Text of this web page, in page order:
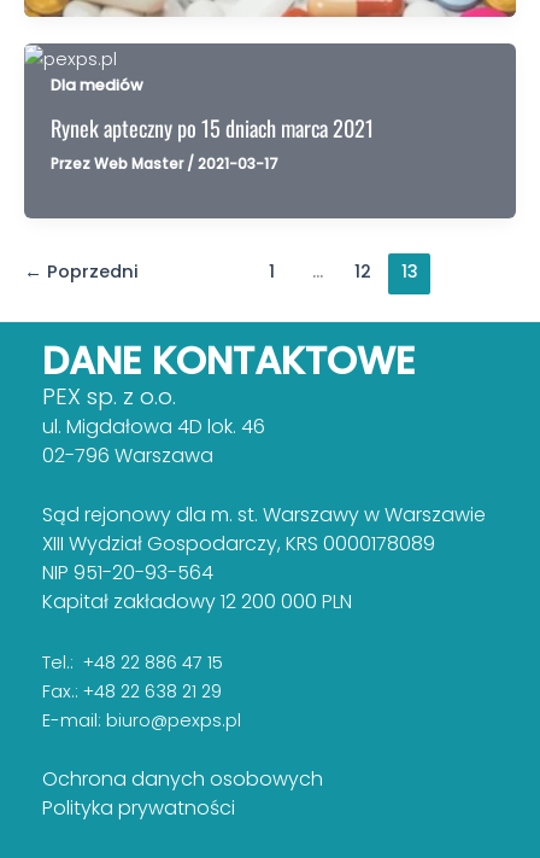
Dla mediów
Rynek apteczny po 15 dniach marca 2021
PrzezWeb Master/ 2021-03-17
← Poprzedni 1 … 12 13
DANE KONTAKTOWE
PEX sp. z o.o.
ul. Migdałowa 4D lok. 46
02-796 Warszawa
Sąd rejonowy dla m. st. Warszawy w Warszawie
XIII Wydział Gospodarczy, KRS 0000178089
NIP 951-20-93-564
Kapitał zakładowy 12 200 000 PLN
Tel.: +48 22 886 47 15
Fax.: +48 22 638 21 29
E-mail: biuro@pexps.pl
Ochrona danych osobowych
Polityka prywatności